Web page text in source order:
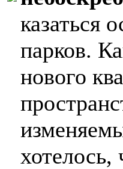
казаться
парков.
нового